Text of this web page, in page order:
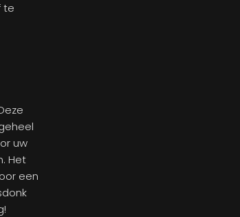
te
uw
Het
een